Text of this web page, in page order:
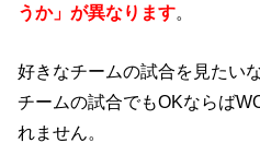
うか」が異なります
好きなチームの試合を見たい
チームの試合でもOKならば
れません。